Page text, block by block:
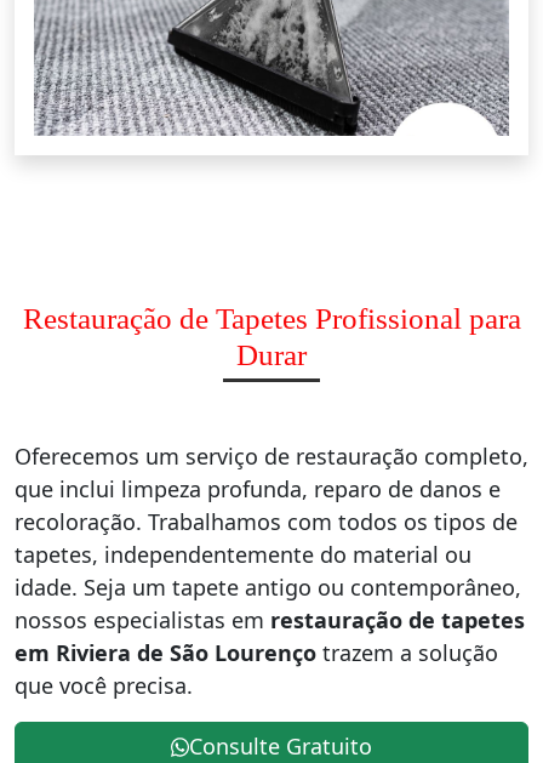
Restauração de Tapetes Profissional para
Durar
Oferecemos um serviço de restauração completo,
que inclui limpeza profunda, reparo de danos e
recoloração. Trabalhamos com todos os tipos de
tapetes, independentemente do material ou
idade. Seja um tapete antigo ou contemporâneo,
nossos especialistas em restauração de tapetes
em Riviera de São Lourenço trazem a solução
que você precisa.
Consulte Gratuito